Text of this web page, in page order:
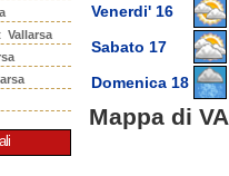
Vallarsa
Venerdi' 16
Sabato 17
Domenica 18
Mappa di